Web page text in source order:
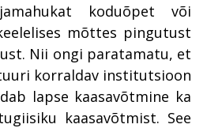
koduõpet või
mõttes pingutust
Nii ongi paratamatu, et
korraldav institutsioon
lapse kaasavõtmine ka
kaasavõtmist. See